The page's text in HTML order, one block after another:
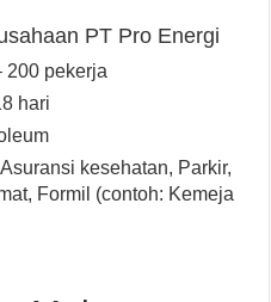
PT Pro Energi
200 pekerja
hari
kesehatan, Parkir,
, Formil (contoh: Kemeja